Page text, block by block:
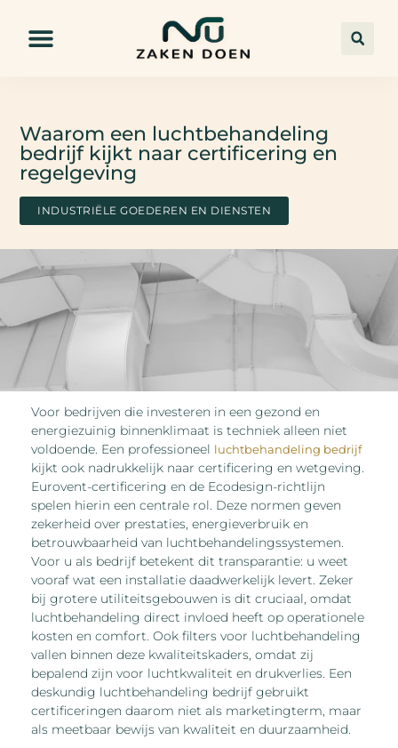
Waarom een luchtbehandeling
bedrijf kijkt naar certificering en
regelgeving
INDUSTRIËLE GOEDEREN EN DIENSTEN
Voor bedrijven die investeren in een gezond en
energiezuinig binnenklimaat is techniek alleen niet
voldoende. Een professioneel luchtbehandeling bedrijf
kijkt ook nadrukkelijk naar certificering en wetgeving.
Eurovent-certificering en de Ecodesign-richtlijn
spelen hierin een centrale rol. Deze normen geven
zekerheid over prestaties, energieverbruik en
betrouwbaarheid van luchtbehandelingssystemen.
Voor u als bedrijf betekent dit transparantie: u weet
vooraf wat een installatie daadwerkelijk levert. Zeker
bij grotere utiliteitsgebouwen is dit cruciaal, omdat
luchtbehandeling direct invloed heeft op operationele
kosten en comfort. Ook filters voor luchtbehandeling
vallen binnen deze kwaliteitskaders, omdat zij
bepalend zijn voor luchtkwaliteit en drukverlies. Een
deskundig luchtbehandeling bedrijf gebruikt
certificeringen daarom niet als marketingterm, maar
als meetbaar bewijs van kwaliteit en duurzaamheid.